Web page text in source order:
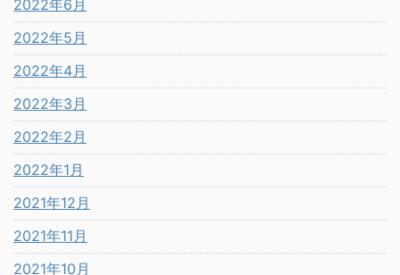
2022年6月
2022年5月
2022年4月
2022年3月
2022年2月
2022年1月
2021年12月
2021年11月
2021年10月